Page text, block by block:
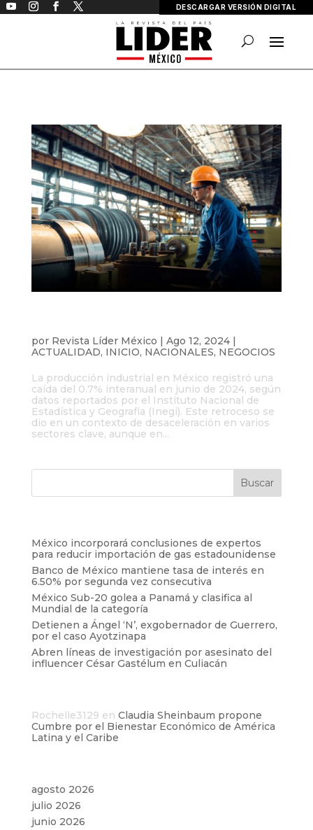
DESCARGAR VERSIÓN DIGITAL
por Revista Líder México | Ago 12, 2024|
ACTUALIDAD, INICIO, NACIONALES, NEGOCIOS
La producción industrial en México registró una
caída del 0.7% interanual en junio de 2024, según
datos reportados por el Instituto Nacional de
Estadística y Geografía (Inegi). Este retroceso se
dio en un contexto de desaceleración en varios
sectores clave, aunque en...
México incorporará conclusiones de expertos
para reducir importación de gas estadounidense
Banco de México mantiene tasa de interés en
6.50% por segunda vez consecutiva
México Sub-20 golea a Panamá y clasifica al
Mundial de la categoría
Detienen a Ángel ‘N’, exgobernador de Guerrero,
por el caso Ayotzinapa
Abren líneas de investigación por asesinato del
influencer César Gastélum en Culiacán
Rochelle3129 en Claudia Sheinbaum propone
Cumbre por el Bienestar Económico de América
Latina y el Caribe
agosto 2026
julio 2026
junio 2026